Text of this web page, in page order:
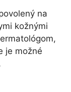
na
kožnými
je možné